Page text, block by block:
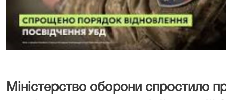
Міністерство оборони спростило